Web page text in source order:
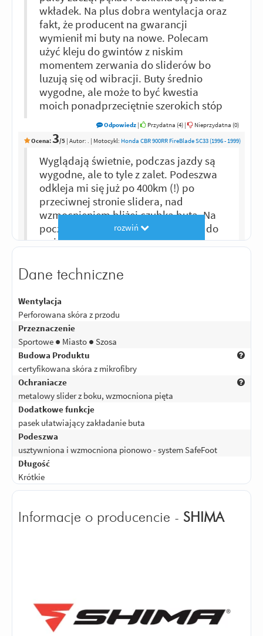
wkładek. Na plus dobra wentylacja oraz
fakt, że producent na gwarancji
wymienił mi buty na nowe. Polecam
użyć kleju do gwintów z niskim
momentem zerwania do sliderów bo
luzują się od wibracji. Buty średnio
wygodne, ale może to być kwestia
moich ponadprzeciętnie szerokich stóp
Odpowiedz | Przydatna (4) | Nieprzydatna (0)
Ocena:3/5 | Autor: . | Motocykl: Honda CBR 900RR FireBlade SC33 (1996 - 1999)
Wyglądają świetnie, podczas jazdy są
wygodne, ale to tyle z zalet. Podeszwa
odkleja mi się już po 400km (!) po
przeciwnej stronie slidera, nad
wzmocnieniem bliżej czubka buta. Na
początku trzeba użyć jakiegoś kleju do
gwintów/kropelki, bo śruby sliderów
wędrówce pieszo góry cholewek
ocierają o nogę (trzeba zakładać długie
skarpety/wkładać spodnie w buty). Z
wodoodpornością to jest tak, że leciutki
deszczyk przeżyją, ale jak jest duży
deszcz/woda leci spod koła
bezpośrednio na buta to już jest
problem, ale to tak raczej każde
niewodoodporne.
Odpowiedz| Przydatna (
Ocena:5/5|Autor:Gość
zakupem
Wszystko super.
rozwiń
Dane techniczne
Wentylacja
Perforowana skóra z przodu
Przeznaczenie
Sportowe ● Miasto ● Szosa
Budowa Produktu
certyfikowana skóra z mikrofibry
Ochraniacze
metalowy slider z boku, wzmocniona pięta
Dodatkowe funkcje
pasek ułatwiający zakładanie buta
Podeszwa
usztywniona i wzmocniona pionowo - system SafeFoot
Długość
Krótkie
Informacje o producencie - SHIMA